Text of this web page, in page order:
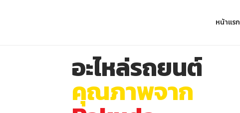
หน้าแรก
อะไหล่รถยนต์
คุณภาพจาก